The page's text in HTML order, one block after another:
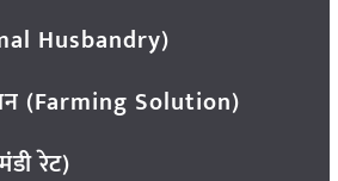
Husbandry)
(Farming Solution)
रेट)